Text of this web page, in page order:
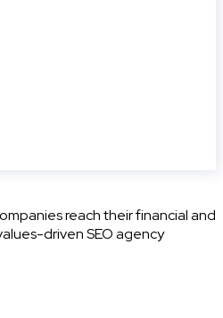
reach their financial and
driven SEO agency